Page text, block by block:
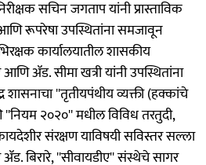
सचिन जगताप यांनी प्रास्ताविक
रूपरेषा उपस्थितांना समजावून
कार्यालयातील शासकीय
ॲड. सीमा खत्री यांनी उपस्थितांना
शासनाचा ''तृतीयपंथीय व्यक्ती (हक्कांचे
२०२०'' मधील विविध तरतुदी,
संरक्षण याविषयी सविस्तर सल्ला
बिरारे, ''सीवायडीए'' संस्थेचे सागर